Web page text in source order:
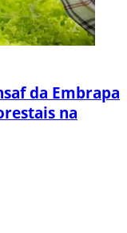
da Embrapa
na